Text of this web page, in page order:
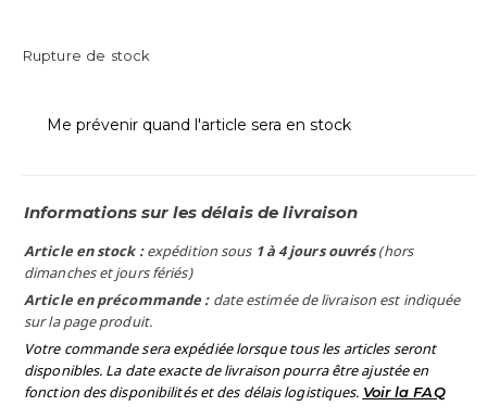
Rupture de stock
Me prévenir quand l'article sera en stock
Informations sur les délais de livraison
Article en stock :expédition sous 1 à 4 jours ouvrés(hors
dimanches et jours fériés)
Article en précommande : date estimée de livraison est indiquée
sur la page produit.
Votre commande sera expédiée lorsque tous les articles seront
disponibles. La date exacte de livraison pourra être ajustée en
fonction des disponibilités et des délais logistiques. Voir la FAQ